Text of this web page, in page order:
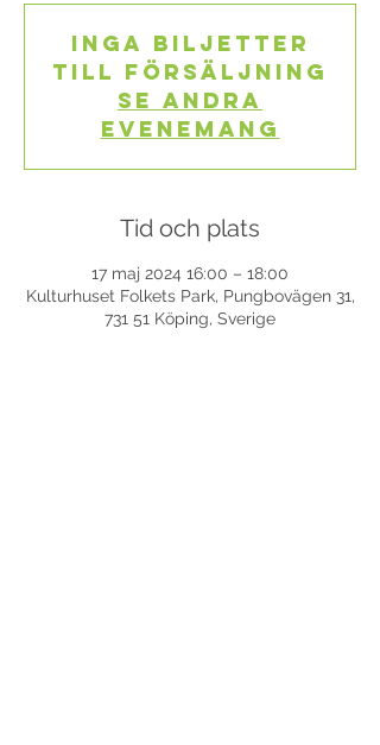
Inga biljetter
till försäljning
Se andra
evenemang
Tid och plats
17 maj 2024 16:00 – 18:00
Kulturhuset Folkets Park, Pungbovägen 31,
731 51 Köping, Sverige